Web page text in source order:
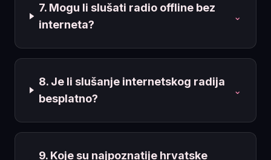
7. Mogu li slušati radio offline bez
interneta?
⌄
8. Je li slušanje internetskog radija
besplatno?
⌄
9. Koje su najpoznatije hrvatske